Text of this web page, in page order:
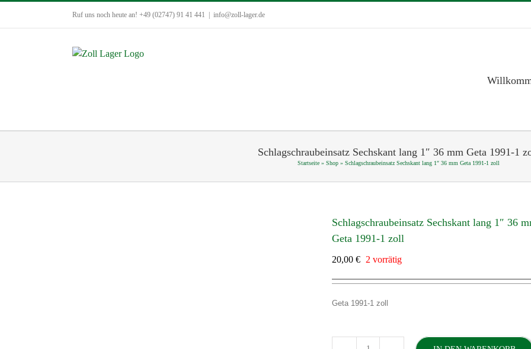
Ruf uns noch heute an! +49 (02747) 91 41 441 info@zoll-lager.de
Schlagschraubeinsatz Sechskant lang 1″ 36 mm Geta 1991-1
Startseite» Shop» Schlagschraubeinsatz Sechskant lang 1″ 36 mm Geta 1991-1 zoll
Schlagschraubeinsatz Sechskant lang 1″ 36
Geta 1991-1 zoll
20,00 € 2 vorrätig
Geta 1991-1 zoll